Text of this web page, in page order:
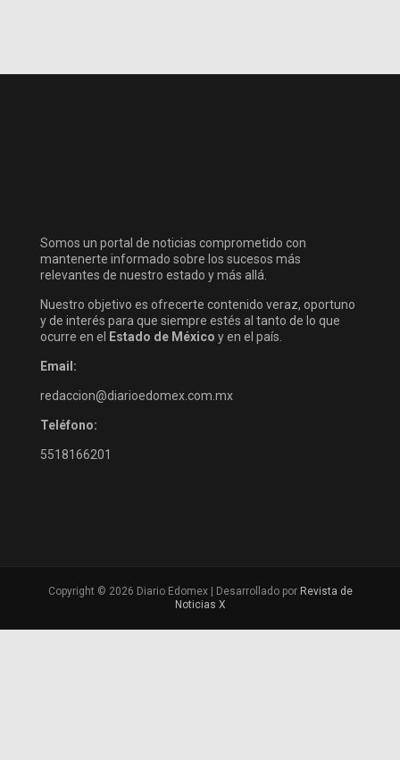
Somos un portal de noticias comprometido con
mantenerte informado sobre los sucesos más
relevantes de nuestro estado y más allá.
Nuestro objetivo es ofrecerte contenido veraz, oportuno
y de interés para que siempre estés al tanto de lo que
ocurre en el
Estado de México y en el país.
Email:
redaccion@diarioedomex.com.mx
Teléfono:
5518166201
Copyright © 2026 Diario Edomex | Desarrollado por Revista de
Noticias X